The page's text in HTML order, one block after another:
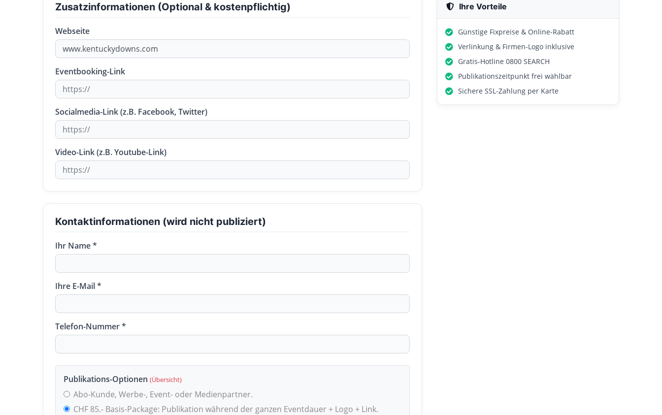
Zusatzinformationen (Optional & kostenpflichtig)
Webseite
Eventbooking-Link
Socialmedia-Link (z.B. Facebook, Twitter)
Video-Link (z.B. Youtube-Link)
Kontaktinformationen (wird nicht publiziert)
Ihr Name *
Ihre E-Mail *
Telefon-Nummer *
Publikations-Optionen (Übersicht)
Abo-Kunde, Werbe-, Event- oder Medienpartner.
CHF 85.- Basis-Package: Publikation während der ganzen Eventdauer + Logo + Link.
Ihre Vorteile
Günstige Fixpreise & Online-Rabatt
Verlinkung & Firmen-Logo inklusive
Gratis-Hotline 0800 SEARCH
Publikationszeitpunkt frei wählbar
Sichere SSL-Zahlung per Karte